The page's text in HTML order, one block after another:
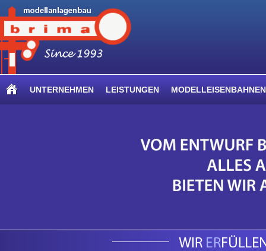
UNTERNEHMEN LEISTUNGEN MODELLEISENBAHNEN